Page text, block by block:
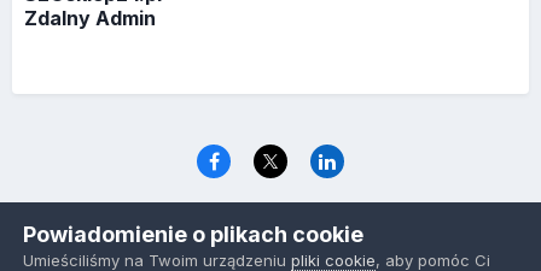
Zdalny Admin
www.optymalizacja.com
Powiadomienie o plikach cookie
Umieściliśmy na Twoim urządzeniupliki cookie, aby pomóc Ci